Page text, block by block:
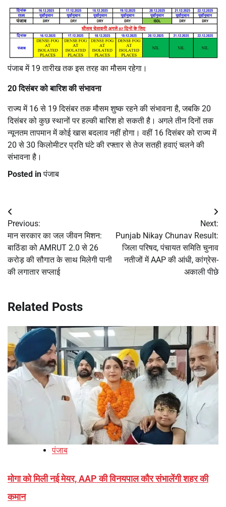
पंजाब में 19 तारीख तक इस तरह का मौसम रहेगा।
20 दिसंबर को बारिश की संभावना
राज्य में 16 से 19 दिसंबर तक मौसम शुष्क रहने की संभावना है, जबकि 20
दिसंबर को कुछ स्थानों पर हल्की बारिश हो सकती है। अगले तीन दिनों तक
न्यूनतम तापमान में कोई खास बदलाव नहीं होगा। वहीं 16 दिसंबर को राज्य में
20 से 30 किलोमीटर प्रति घंटे की रफ्तार से तेज सतही हवाएं चलने की
संभावना है।
Posted inपंजाब
Post
navigation
Previous:
मान सरकार का जल जीवन मिशन:
बाठिंडा को AMRUT 2.0 से 26
करोड़ की सौगात के साथ मिलेगी पानी
की लगातार सप्लाई
Next:
Punjab Nikay Chunav Result:
जिला परिषद, पंचायत समिति चुनाव
नतीजों में AAP की आंधी, कांग्रेस-
अकाली पीछे
Related Posts
पंजाब
मोगा को मिली नई मेयर, AAP की विनयपाल कौर संभालेंगी शहर की
कमान